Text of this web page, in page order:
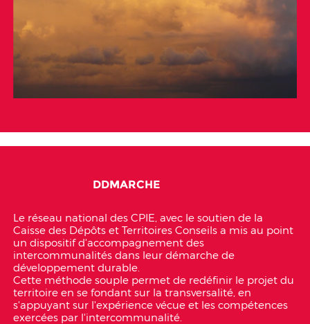
DDMARCHE
Le réseau national des CPIE, avec le soutien de la
Caisse des Dépôts et Territoires Conseils a mis au point
un dispositif d'accompagnement des
intercommunalités dans leur démarche de
développement durable.
Cette méthode souple permet de redéfinir le projet du
territoire en se fondant sur la transversalité, en
s'appuyant sur l'expérience vécue et les compétences
exercées par l'intercommunalité.